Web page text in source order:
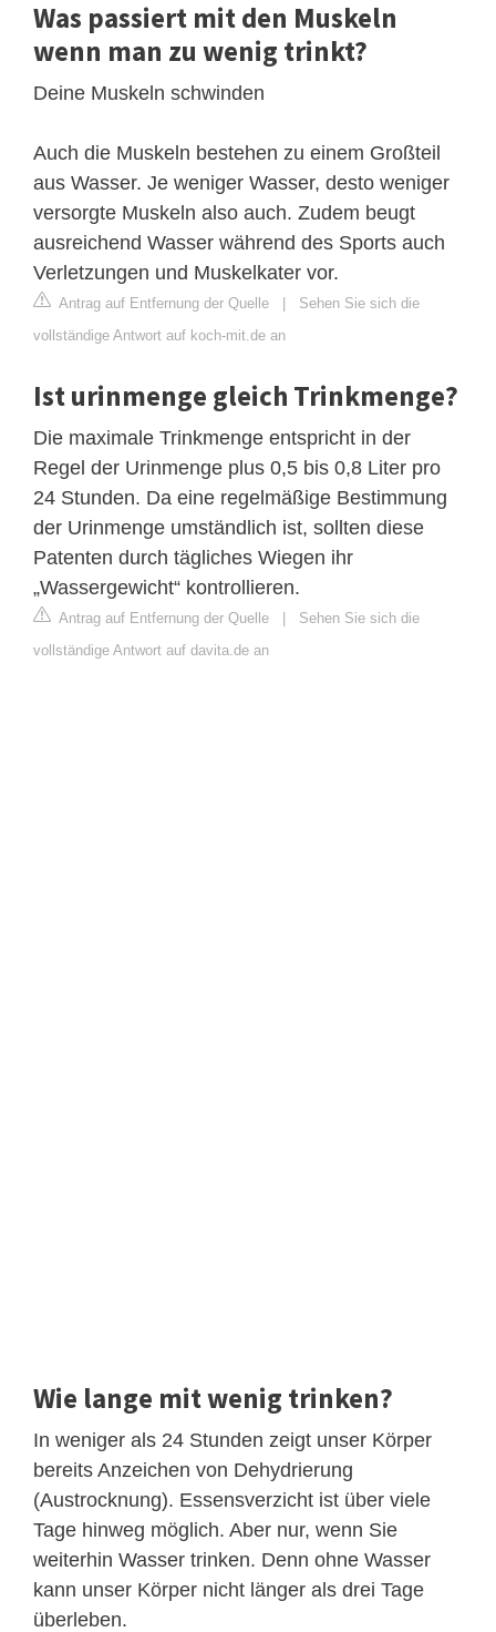
Was passiert mit den Muskeln
wenn man zu wenig trinkt?
Deine Muskeln schwinden
Auch die Muskeln bestehen zu einem Großteil
aus Wasser. Je weniger Wasser, desto weniger
versorgte Muskeln also auch. Zudem beugt
ausreichend Wasser während des Sports auch
Verletzungen und Muskelkater vor.
Antrag auf Entfernung der Quelle | Sehen Sie sich die
vollständige Antwort auf koch-mit.de an
Ist urinmenge gleich Trinkmenge?
Die maximale Trinkmenge entspricht in der
Regel der Urinmenge plus 0,5 bis 0,8 Liter pro
24 Stunden. Da eine regelmäßige Bestimmung
der Urinmenge umständlich ist, sollten diese
Patenten durch tägliches Wiegen ihr
„Wassergewicht“ kontrollieren.
Antrag auf Entfernung der Quelle | Sehen Sie sich die
vollständige Antwort auf davita.de an
Wie lange mit wenig trinken?
In weniger als 24 Stunden zeigt unser Körper
bereits Anzeichen von Dehydrierung
(Austrocknung). Essensverzicht ist über viele
Tage hinweg möglich. Aber nur, wenn Sie
weiterhin Wasser trinken. Denn ohne Wasser
kann unser Körper nicht länger als drei Tage
überleben.